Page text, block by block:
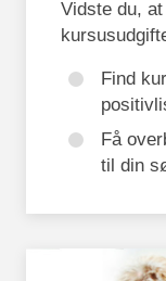
Vidste du,
Find
Få
til din